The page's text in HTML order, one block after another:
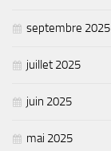
septembre 2025
juillet 2025
juin 2025
mai 2025